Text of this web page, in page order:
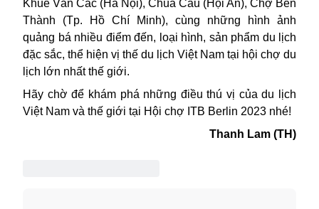
Khuê Văn Các (Hà Nội), Chùa Cầu (Hội An), Chợ Bến
Thành (Tp. Hồ Chí Minh), cùng những hình ảnh
quảng bá nhiều điểm đến, loại hình, sản phẩm du lịch
đặc sắc, thể hiện vị thế du lịch Việt Nam tại hội chợ du
lịch lớn nhất thế giới.
Hãy chờ để khám phá những điều thú vị của du lịch
Việt Nam và thế giới tại Hội chợ ITB Berlin 2023 nhé!
Thanh Lam (TH)